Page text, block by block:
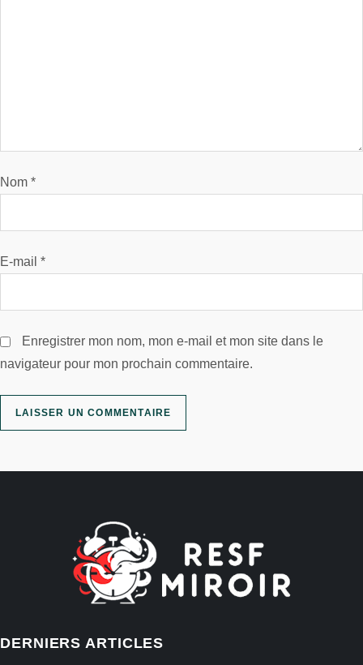
Nom *
E-mail *
Enregistrer mon nom, mon e-mail et mon site dans le
navigateur pour mon prochain commentaire.
DERNIERS ARTICLES